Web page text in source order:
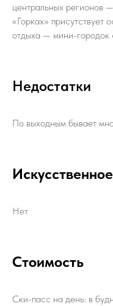
центральных регионов
«Горках» присутствует
отдыха — мини-городок
Недостатки
По выходным бывает
Нет
Стоимость
Ски-пасс на день: в